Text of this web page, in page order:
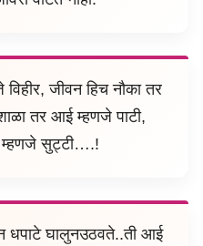
जीवन हिच नौका तर
तर आई म्हणजे पाटी,
म्हणजे सुट्टी….!
धपाटे घालुनउठवते..ती आई